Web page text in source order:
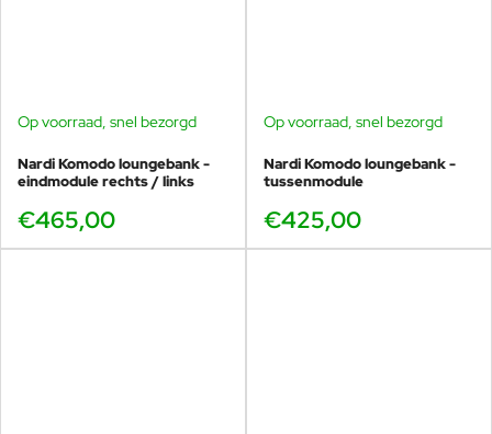
Op voorraad, snel bezorgd
Nardi Komodo loungebank -
eindmodule rechts / links
€465,00
Op voorraad, snel bezorgd
Nardi Komodo loungebank -
tussenmodule
€425,00